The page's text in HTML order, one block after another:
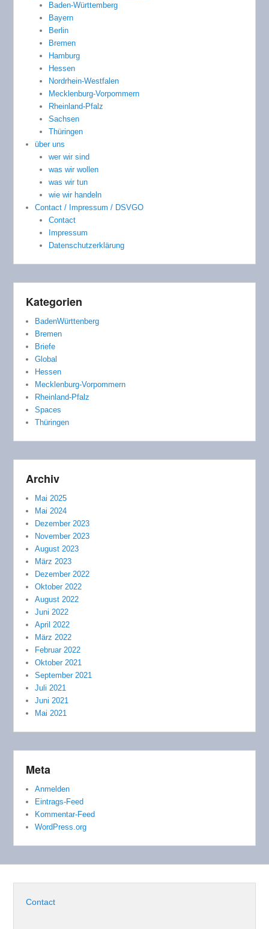
Baden-Württemberg
Bayern
Berlin
Bremen
Hamburg
Hessen
Nordrhein-Westfalen
Mecklenburg-Vorpommern
Rheinland-Pfalz
Sachsen
Thüringen
über uns
wer wir sind
was wir wollen
was wir tun
wie wir handeln
Contact / Impressum / DSVGO
Contact
Impressum
Datenschutzerklärung
Kategorien
BadenWürttenberg
Bremen
Briefe
Global
Hessen
Mecklenburg-Vorpommern
Rheinland-Pfalz
Spaces
Thüringen
Archiv
Mai 2025
Mai 2024
Dezember 2023
November 2023
August 2023
März 2023
Dezember 2022
Oktober 2022
August 2022
Juni 2022
April 2022
März 2022
Februar 2022
Oktober 2021
September 2021
Juli 2021
Juni 2021
Mai 2021
Meta
Anmelden
Eintrags-Feed
Kommentar-Feed
WordPress.org
Contact